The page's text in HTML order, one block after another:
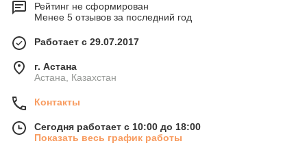
Рейтинг не сформирован
Менее 5 отзывов за последний год
Работает с 29.07.2017
г. Астана
Астана, Казахстан
Контакты
Сегодня работает с 10:00 до 18:00
Показать весь график работы